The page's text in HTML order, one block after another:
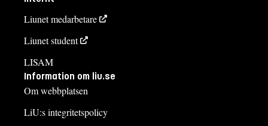
Liunet medarbetare
Liunet student
LISAM
Information om liu.se
Om webbplatsen
LiU:s integritetspolicy